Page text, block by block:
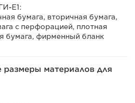
E1:
бумага, вторичная бумага,
с перфорацией, плотная
бумага, фирменный бланк
материалов для